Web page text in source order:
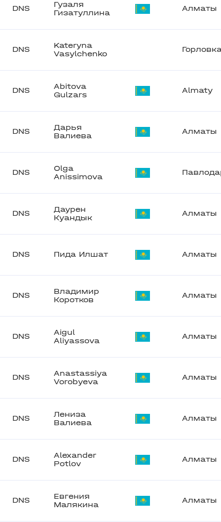
DNS
Гузаля
Гизатуллина
Алматы
DNS
Kateryna
Vasylchenko
DNS
Abitova
Gulzars
Almaty
DNS
Дарья
Валиева
Алматы
DNS
Olga
Anissimova
DNS
Даурен
Куандык
Алматы
DNS Пида Илшат Алматы
DNS
Владимир
Коротков
Алматы
DNS
Aigul
Aliyassova
Алматы
DNS
Anastassiya
Vorobyeva
Алматы
DNS
Лениза
Валиева
Алматы
DNS
Alexander
Potlov
Алматы
DNS
Евгения
Малякина
Алматы